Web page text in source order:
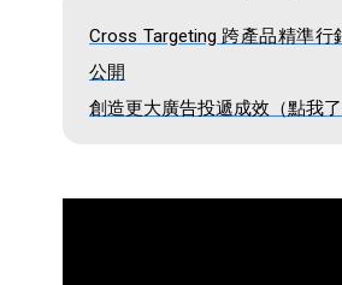
Cross Targeting 跨產品精準行
公開
創造更大廣告投遞成效（點我了